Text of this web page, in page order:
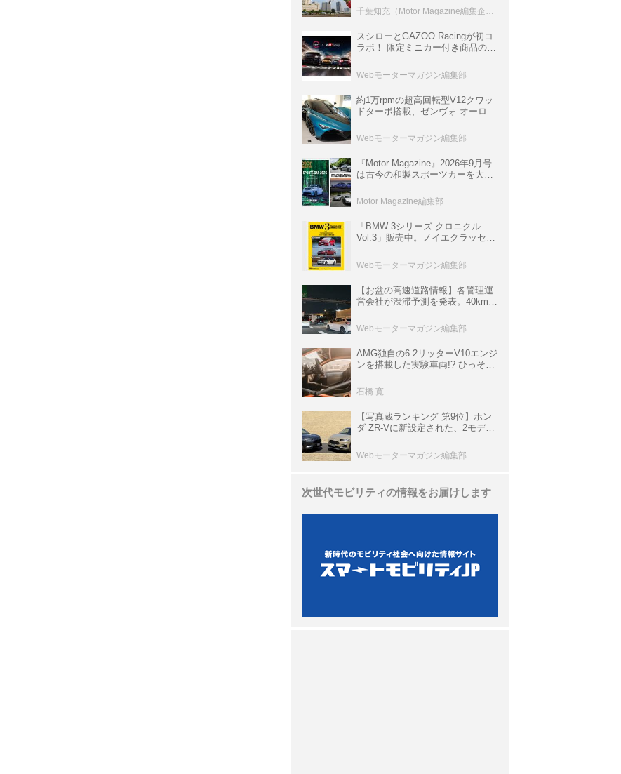
室などのコンテンツも
千葉知充（Motor Magazine編集企画室）
スシローとGAZOO Racingが初コ
ラボ！ 限定ミニカー付き商品の
ト体験があたる抽選企画などを展
開
Webモーターマガジン編集部
約1万rpmの超高回転型V12クワッ
ドターボ搭載、ゼンヴォ オーロラ
イパーカー【スーパーカークロニ
クル・完全版／116】
Webモーターマガジン編集部
『Motor Magazine』2026年9月号
は古今の和製スポーツカーを大特
情報も満載
Motor Magazine編集部
「BMW 3シリーズ クロニクル
Vol.3」販売中。ノイエクラッセか
ムック
Webモーターマガジン編集部
【お盆の高速道路情報】各管理運
営会社が渋滞予測を発表。40km以
数ある
Webモーターマガジン編集部
AMG独自の6.2リッターV10エンジ
ンを搭載した実験車両!? ひっそり
P900 プロトタイプ」とは
石橋 寛
【写真蔵ランキング 第9位】ホン
ダ ZR-Vに新設定された、2モデル
グ」と「ブラックスタイル」
Webモーターマガジン編集部
次世代モビリティの情報をお届けします